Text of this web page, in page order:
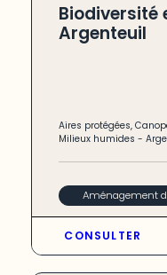
Biodiversité
Argenteuil
Aires protégées,
Milieux humides -
Aménagement
CONSULTER